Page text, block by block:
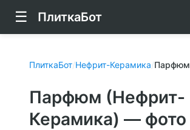
☰ ПлиткаБот
ПлиткаБот/Нефрит-Керамика/Парфюм
Парфюм (Нефрит-
Керамика) — фото